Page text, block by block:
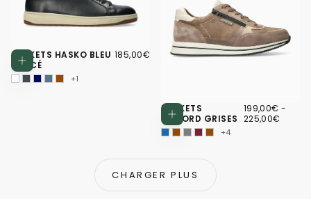
Choisissez des options
BASKETS HASKO BLEU
FONCÉ
185,00€
PRIX
185,00€
+1
Choisissez
BASKETS
GILFORD GRISES
199,00€
PRIX
MINIMUM
199,00€ -
225,00€
+4
CHARGER PLUS